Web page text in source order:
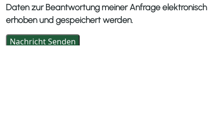
Daten zur Beantwortung meiner Anfrage elektronisch
erhoben und gespeichert werden.
Nachricht Senden